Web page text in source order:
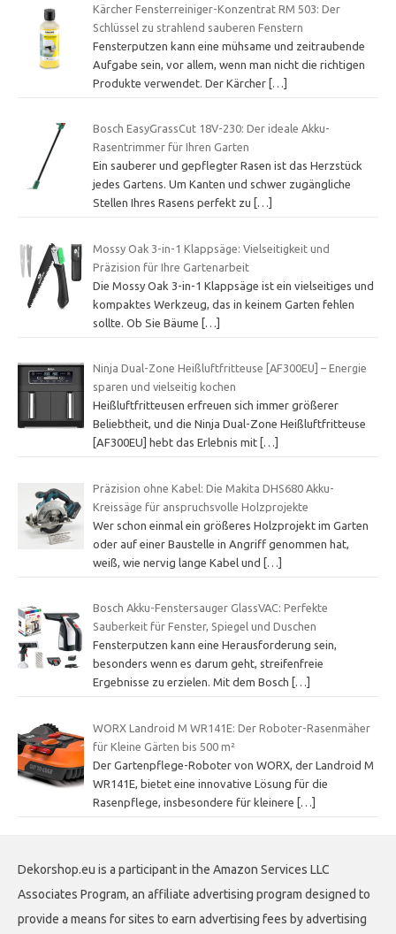
Kärcher Fensterreiniger-Konzentrat RM 503: Der
Schlüssel zu strahlend sauberen Fenstern
Fensterputzen kann eine mühsame und zeitraubende
Aufgabe sein, vor allem, wenn man nicht die richtigen
Produkte verwendet. Der Kärcher […]
Bosch EasyGrassCut 18V-230: Der ideale Akku-
Rasentrimmer für Ihren Garten
Ein sauberer und gepflegter Rasen ist das Herzstück
jedes Gartens. Um Kanten und schwer zugängliche
Stellen Ihres Rasens perfekt zu
[…]
Mossy Oak 3-in-1 Klappsäge: Vielseitigkeit und
Präzision für Ihre Gartenarbeit
Die Mossy Oak 3-in-1 Klappsäge ist ein vielseitiges und
kompaktes Werkzeug, das in keinem Garten fehlen
sollte. Ob Sie Bäume
[…]
Ninja Dual-Zone Heißluftfritteuse [AF300EU] – Energie
sparen und vielseitig kochen
Heißluftfritteusen erfreuen sich immer größerer
Beliebtheit, und die Ninja Dual-Zone Heißluftfritteuse
[AF300EU] hebt das Erlebnis mit […]
Präzision ohne Kabel: Die Makita DHS680 Akku-
Kreissäge für anspruchsvolle Holzprojekte
Wer schon einmal ein größeres Holzprojekt im Garten
oder auf einer Baustelle in Angriff genommen hat,
weiß, wie nervig lange Kabel und
[…]
Bosch Akku-Fenstersauger GlassVAC: Perfekte
Sauberkeit für Fenster, Spiegel und Duschen
Fensterputzen kann eine Herausforderung sein,
besonders wenn es darum geht, streifenfreie
Ergebnisse zu erzielen. Mit dem Bosch
[…]
WORX Landroid M WR141E: Der Roboter-Rasenmäher
für Kleine Gärten bis 500 m²
Der Gartenpflege-Roboter von WORX, der Landroid M
WR141E, bietet eine innovative Lösung für die
Rasenpflege, insbesondere für kleinere
[…]
Dekorshop.eu is a participant in the Amazon Services LLC
Associates Program, an affiliate advertising program designed to
provide a means for sites to earn advertising fees by advertising